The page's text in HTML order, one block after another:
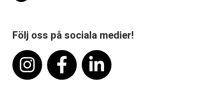
Följ oss på sociala medier!